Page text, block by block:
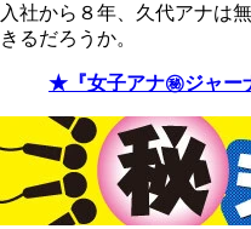
入社から８年、久代アナは
きるだろうか。
★『女子アナ㊙ジャー